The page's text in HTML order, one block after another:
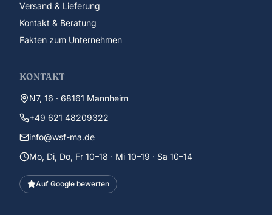
Versand & Lieferung
Kontakt & Beratung
Fakten zum Unternehmen
KONTAKT
N7, 16 · 68161 Mannheim
+49 621 48209322
info@wsf-ma.de
Mo, Di, Do, Fr 10–18 · Mi 10–19 · Sa 10–14
Auf Google bewerten